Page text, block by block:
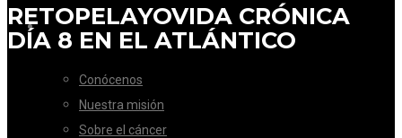
LA FUNDACIÓN
Conócenos
Nuestra misión
Sobre el cáncer
RETOPELAYOVIDA CRÓNICA
DÍA 8 EN EL ATLÁNTICO